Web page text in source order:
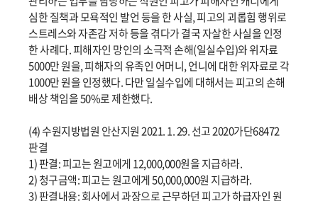
심한 질책과 모욕적인 발언 등을 한 사실, 피고의 괴롭힘 행위로
스트레스와 자존감 저하 등을 겪다가 결국 자살한 사실을 인정
한 사례다. 피해자인 망인의 소극적 손해(일실수입)와 위자료
5000만 원을, 피해자의 유족인 어머니, 언니에 대한 위자료로 각
1000만 원을 인정했다. 다만 일실수입에 대해서는 피고의 손해
배상 책임을 50%로 제한했다.
(4) 수원지방법원 안산지원 2021. 1. 29. 선고 2020가단68472
판결
1) 판결: 피고는 원고에게 12,000,000원을 지급하라.
2) 청구금액: 피고는 원고에게 50,000,000원 지급하라.
3) 판결내용: 회사에서 과장으로 근무하던 피고가 하급자인 원